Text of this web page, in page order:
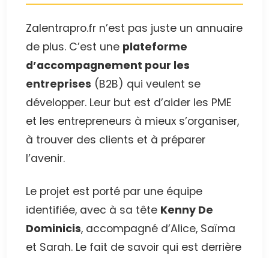
Zalentrapro.fr n’est pas juste un annuaire
de plus. C’est une plateforme
d’accompagnement pour les
entreprises (B2B) qui veulent se
développer. Leur but est d’aider les PME
et les entrepreneurs à mieux s’organiser,
à trouver des clients et à préparer
l’avenir.
Le projet est porté par une équipe
identifiée, avec à sa tête Kenny De
Dominicis, accompagné d’Alice, Saïma
et Sarah. Le fait de savoir qui est derrière